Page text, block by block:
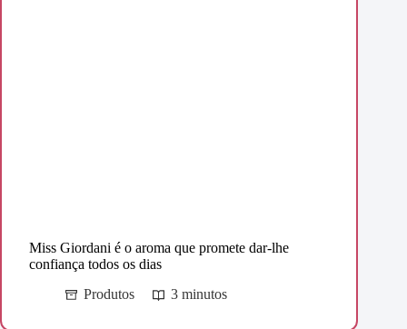
Miss Giordani é o aroma que promete dar-lhe
confiança todos os dias
Produtos
3 minutos